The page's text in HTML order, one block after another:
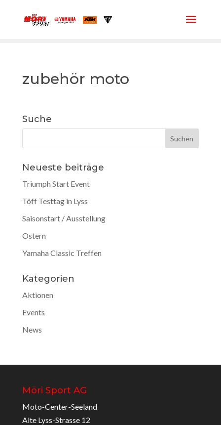
zubehör moto
Suche
Neueste beiträge
Triumph Start Event
Töff Testtag in Lyss
Saisonstart / Ausstellung
Ostern
Yamaha Classic Treffen
Kategorien
Aktionen
Events
News
Möri Sport AG
Moto-Center-Seeland
Alte Lyss-Strasse 12